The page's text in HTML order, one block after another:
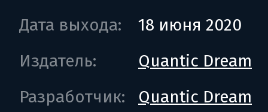
Дата выхода:
18 июня 2020
Издатель:
Quantic Dream
Разработчик:
Quantic Dream